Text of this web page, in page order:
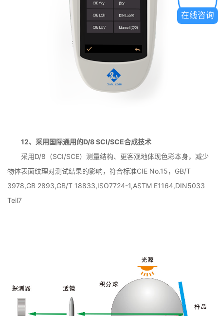
12、采用国际通用的D/8 SCI/SCE合成技术
采用D/8（SCI/SCE）测量结构、更客观地体现色彩本身，减少
物体表面纹理对测试结果的影响，符合标准CIE No.15，GB/T
3978,GB 2893,GB/T 18833,ISO7724-1,ASTM E1164,DIN5033
Teil7
在线咨询